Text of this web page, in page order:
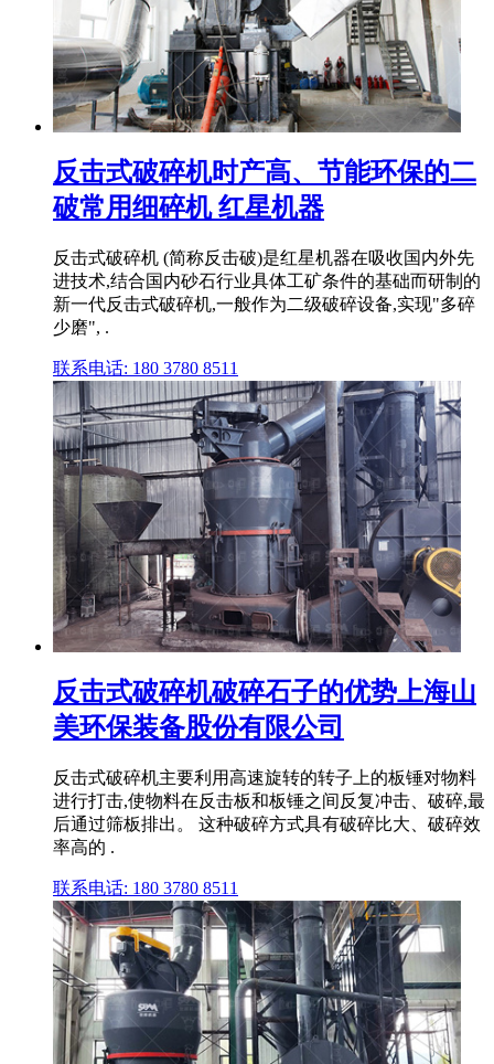
反击式破碎机时产高、节能环保的二
破常用细碎机 红星机器
反击式破碎机 (简称反击破)是红星机器在吸收国内外先
进技术,结合国内砂石行业具体工矿条件的基础而研制的
新一代反击式破碎机,一般作为二级破碎设备,实现"多碎
少磨", .
联系电话: 180 3780 8511
反击式破碎机破碎石子的优势上海山
美环保装备股份有限公司
反击式破碎机主要利用高速旋转的转子上的板锤对物料
进行打击,使物料在反击板和板锤之间反复冲击、破碎,最
后通过筛板排出。 这种破碎方式具有破碎比大、破碎效
率高的 .
联系电话: 180 3780 8511